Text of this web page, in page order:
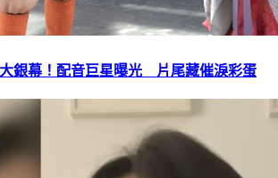
大銀幕！配音巨星曝光 片尾藏催淚彩蛋